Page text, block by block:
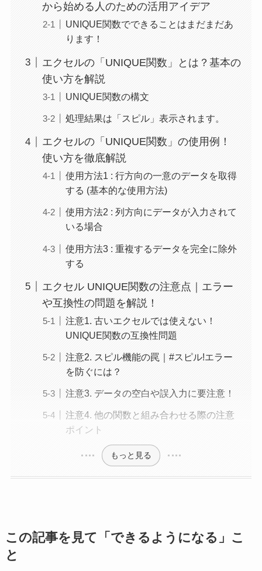
から始める人のための活用アイデア
UNIQUE関数でできることはまだまだあ
ります！
エクセルの「UNIQUE関数」とは？基本の
使い方を解説
UNIQUE関数の構文
処理結果は「スピル」表示されます。
エクセルの「UNIQUE関数」の使用例！
使い方を徹底解説
使用方法1 : 行方向の一意のデータを取得
する (基本的な使用方法)
使用方法2 : 列方向にデータが入力されて
いる場合
使用方法3 : 重複するデータを完全に除外
する
エクセル UNIQUE関数の注意点｜エラー
や互換性の問題を解説！
注意1. 古いエクセルでは使えない！
UNIQUE関数の互換性問題
注意2. スピル機能の罠｜#スピル!エラー
を防ぐには？
注意3. データの空白や誤入力に要注意！
注意4. 他の関数と組み合わせる際の注意
ポイント
もっと見る
この記事を見て「できるようになる」こ
と